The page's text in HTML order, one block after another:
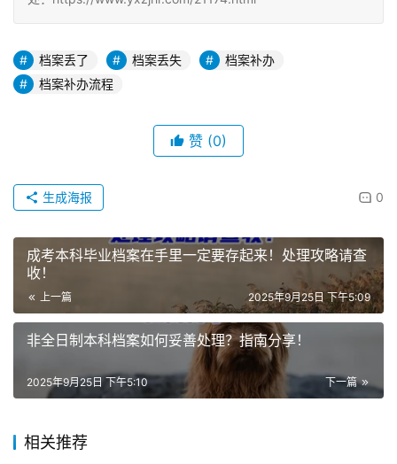
档案丢了 档案丢失
档案补办
档案补办流程
赞 (0)
0
生成海报
成考本科毕业档案在手里一定要存起来！处理攻略请查
收！
上一篇 2025年9月25日 下午5:09
非全日制本科档案如何妥善处理？指南分享！
下一篇
2025年9月25日 下午5:10
相关推荐